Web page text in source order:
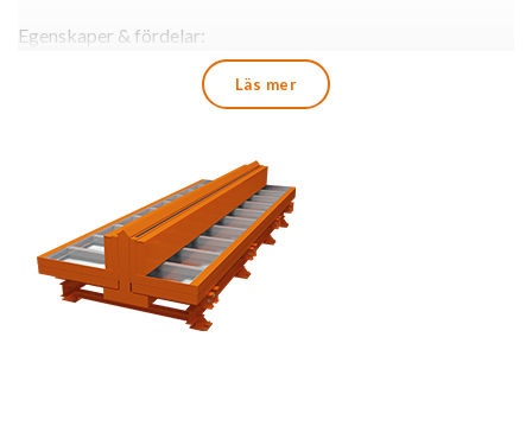
Egenskaper & fördelar:
Formlängder 6 500 till 12 500 mm
Elementhöjder 550 - 3 050 mm
Elementbredder 490 - 990 mm
Reduktionsgaller 250 mm
Extra utrustning med valsar för tung last
Integrerade vibratorer och omvandlare med fjärrkontroll
Läs mer